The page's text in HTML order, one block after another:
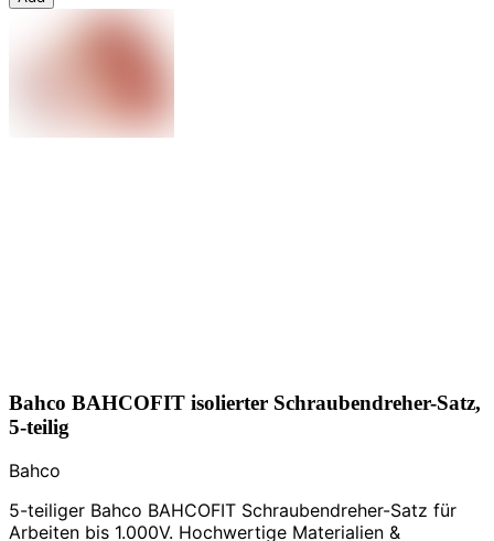
Bahco BAHCOFIT isolierter Schraubendreher-Satz,
5-teilig
Bahco
5-teiliger Bahco BAHCOFIT Schraubendreher-Satz für
Arbeiten bis 1.000V. Hochwertige Materialien &